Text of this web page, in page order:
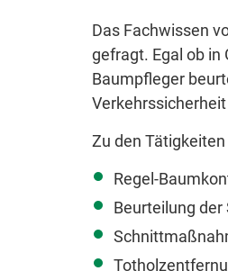
Das Fachwissen
gefragt. Egal ob in
Baumpfleger
Zu den
Regel-
Beurteilung